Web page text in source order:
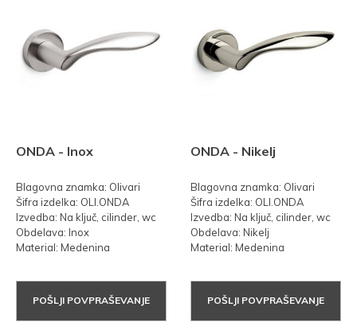
ONDA - Inox
Blagovna znamka: Olivari
Šifra izdelka: OLI.ONDA
Izvedba: Na ključ, cilinder, wc
Obdelava: Inox
Material: Medenina
POŠLJI POVPRAŠEVANJE
ONDA - Nikelj
Blagovna znamka: Olivari
Šifra izdelka: OLI.ONDA
Izvedba: Na ključ, cilinder, wc
Obdelava: Nikelj
Material: Medenina
POŠLJI POVPRAŠEVANJE